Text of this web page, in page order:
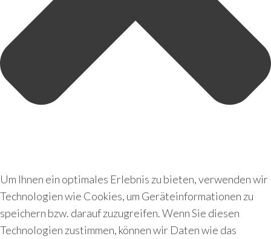
Um Ihnen ein optimales Erlebnis zu bieten, verwenden wir
Technologien wie Cookies, um Geräteinformationen zu
speichern bzw. darauf zuzugreifen. Wenn Sie diesen
Technologien zustimmen, können wir Daten wie das